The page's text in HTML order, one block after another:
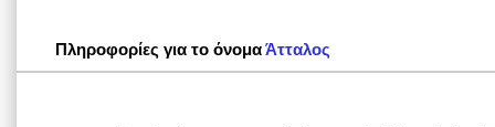
Πληροφορίες για το όνομαΆτταλος